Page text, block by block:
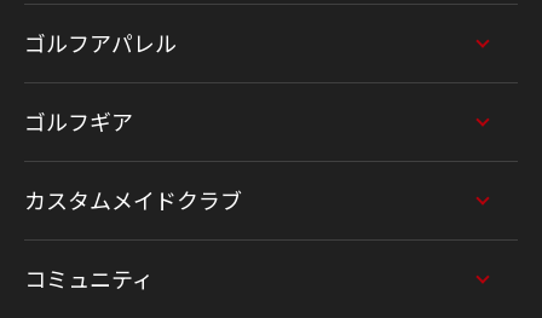
ゴルフアパレル
ゴルフギア
カスタムメイドクラブ
コミュニティ